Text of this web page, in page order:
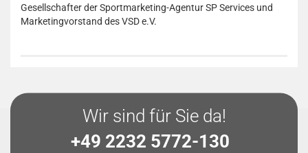
Gesellschafter der Sportmarketing-Agentur SP Services und
Marketingvorstand des VSD e.V.
Wir sind für Sie da!
+49 2232 5772-130